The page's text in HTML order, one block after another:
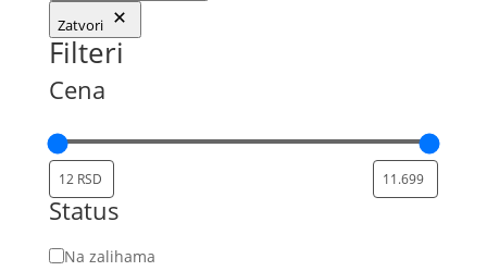
Zatvori
Filteri
Cena
Status
Status
Na zalihama